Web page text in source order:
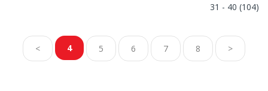
31 - 40 (104)
< 4 5 6 7 8 >